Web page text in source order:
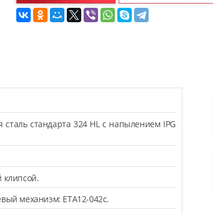
стандарта 324 HL с напылением IPG
механизм: ETA12-042c.